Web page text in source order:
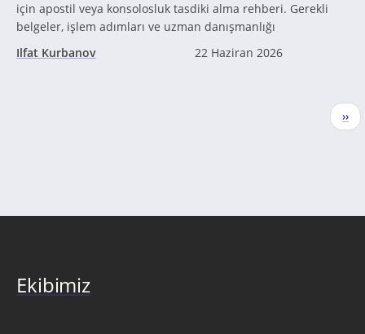
için apostil veya konsolosluk tasdiki alma rehberi. Gerekli
belgeler, işlem adımları ve uzman danışmanlığı
Ilfat Kurbanov
22 Haziran 2026
››
Ekibimiz